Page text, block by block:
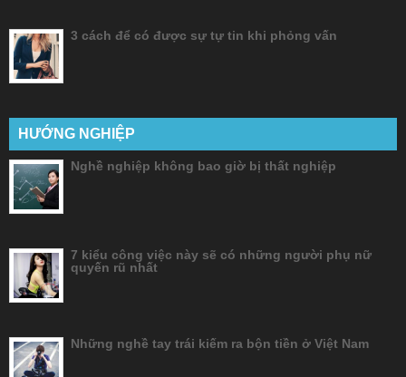
3 cách để có được sự tự tin khi phỏng vấn
HƯỚNG NGHIỆP
Nghề nghiệp không bao giờ bị thất nghiệp
7 kiểu công việc này sẽ có những người phụ nữ
quyến rũ nhất
Những nghề tay trái kiếm ra bộn tiền ở Việt Nam